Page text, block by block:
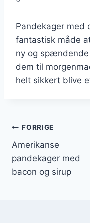
Pandekager med
fantastisk måde
ny og
dem til
helt sikkert blive
FORRIGE
Amerikanse
pandekager med
bacon og sirup